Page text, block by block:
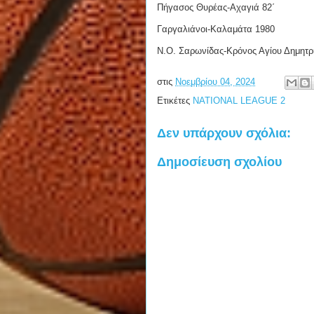
Πήγασος Θυρέας-Αχαγιά 82΄
Γαργαλιάνοι-Καλαμάτα 1980
Ν.Ο. Σαρωνίδας-Κρόνος Αγίου
στις Νοεμβρίου 04, 2024
Ετικέτες NATIONAL LEAGUE 2
Δεν υπάρχουν σχόλια:
Δημοσίευση σχολίου